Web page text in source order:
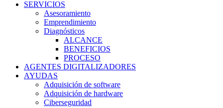
SERVICIOS
Asesoramiento
Emprendimiento
Diagnósticos
ALCANCE
BENEFICIOS
PROCESO
AGENTES DIGITALIZADORES
AYUDAS
Adquisición de software
Adquisición de hardware
Ciberseguridad